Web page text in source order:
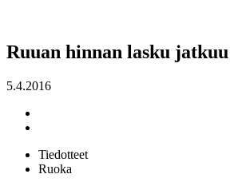
Ruuan hinnan lasku jatkuu
5.4.2016
Tiedotteet
Ruoka